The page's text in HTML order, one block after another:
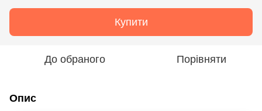
Купити
До обраного Порівняти
Опис